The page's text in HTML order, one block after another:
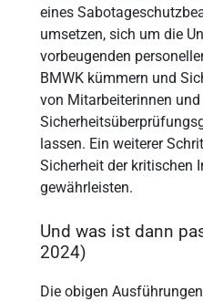
eines
umsetzen, sich um die
vorbeugenden
BMWK kümmern und
von Mitarbeiterinnen
lassen. Ein weiterer
Sicherheit der kritischen
gewährleisten.
Und was ist dann
2024)
Die obigen